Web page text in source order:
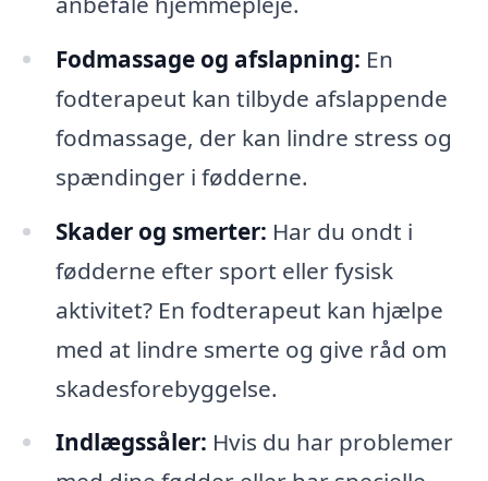
Fodmassage og afslapning: En
fodterapeut kan tilbyde afslappende
fodmassage, der kan lindre stress og
spændinger i fødderne.
Skader og smerter: Har du ondt i
fødderne efter sport eller fysisk
aktivitet? En fodterapeut kan hjælpe
med at lindre smerte og give råd om
skadesforebyggelse.
Indlægssåler: Hvis du har problemer